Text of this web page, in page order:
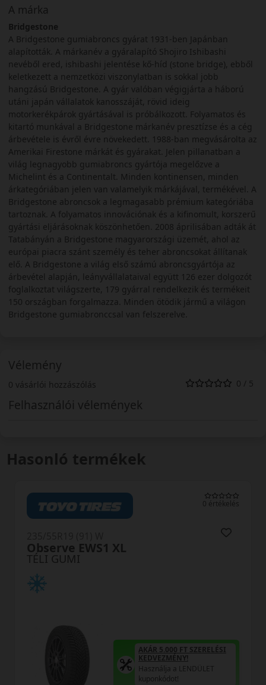
A márka
Bridgestone
A Bridgestone gumiabroncs gyárat 1931-ben Japánban
alapították. A márkanév a gyáralapító Shojiro Ishibashi
nevéből ered, ishibashi jelentése kő-híd (stone bridge), ebből
keletkezett a nemzetközi viszonylatban is sokkal jobb
hangzású Bridgestone. A gyár valóban végigjárta a háború
utáni japán vállalatok kanosszáját, rövid ideig
motorkerékpárok gyártásával is próbálkozott. Folyamatos és
kitartó munkával a Bridgestone márkanév presztízse és a cég
árbevétele is évről évre növekedett. 1988-ban megvásárolta az
Amerikai Firestone márkát és gyárakat. Jelen pillanatban a
világ legnagyobb gumiabroncs gyártója megelőzve a
Michelint és a Continentalt. Minden kontinensen, minden
árkategóriában jelen van valamelyik márkájával, termékével. A
Bridgestone abroncsok a legmagasabb prémium kategóriába
tartoznak. A folyamatos innovációnak és a kifinomult, korszerű
gyártási eljárásoknak köszönhetően. 2008 áprilisában adták át
Tatabányán a Bridgestone magyarországi üzemét, ahol az
európai piacra szánt személy és teher abroncsokat állítanak
elő. A Bridgestone a világ első számú abroncsgyártója az
árbevétel alapján, leányvállalataival együtt 126 ezer dolgozót
foglalkoztat világszerte, 179 gyárral rendelkezik és termékeit
150 országban forgalmazza. Minden ötödik jármű a világon
Bridgestone gumiabronccsal van felszerelve.
Vélemény
0 vásárlói hozzászólás 0 / 5
Felhasználói vélemények
Hasonló termékek
0 értékelés
TÉLI GUMI
Observe EWS1 XL
AKÁR 5.000 FT SZERELÉSI
KEDVEZMÉNY!
Használja a LENDÜLET
kuponkódot!